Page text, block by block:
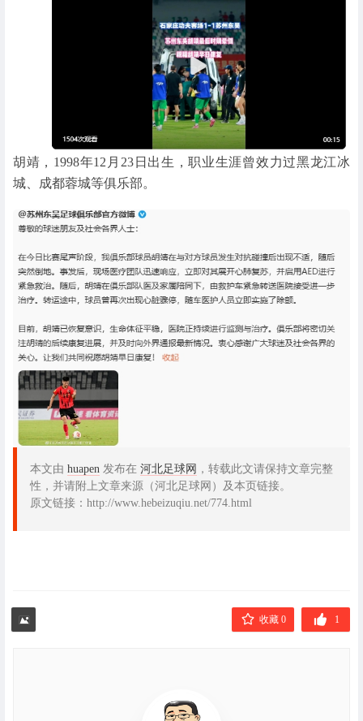
胡靖，1998年12月23日出生，职业生涯曾效力过黑龙江冰
城、成都蓉城等俱乐部。
本文由 huapen 发布在 河北足球网 ，转载此文请保持文章完整
性，并请附上文章来源（河北足球网）及本页链接。
原文链接：http://www.hebeizuqiu.net/774.html
收藏 0 1